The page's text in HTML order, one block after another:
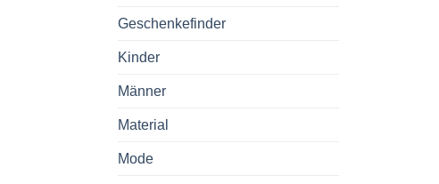
Geschenkefinder
Kinder
Männer
Material
Mode